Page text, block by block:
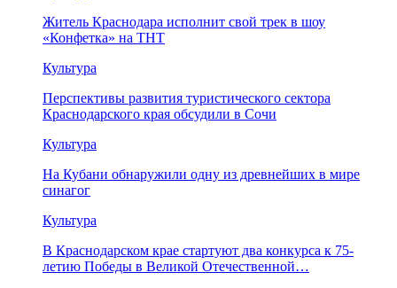
Житель Краснодара исполнит свой трек в шоу
«Конфетка» на ТНТ
Культура
Перспективы развития туристического сектора
Краснодарского края обсудили в Сочи
Культура
На Кубани обнаружили одну из древнейших в мире
синагог
Культура
В Краснодарском крае стартуют два конкурса к 75-
летию Победы в Великой Отечественной…